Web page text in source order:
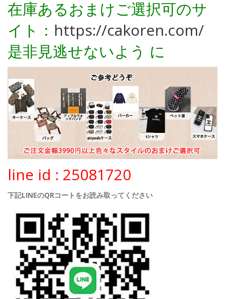
在庫あるおまけご選択可のサ
イト： https://cakoren.com/
是非見逃せないよう に
line id : 25081720
下記LINEのQRコートをお読み取ってください